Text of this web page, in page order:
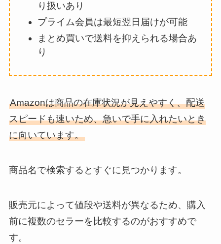
り扱いあり
プライム会員は最短翌日届けが可能
まとめ買いで送料を抑えられる場合あ
り
Amazonは商品の在庫状況が見えやすく、配送
スピードも速いため、急いで手に入れたいとき
に向いています。
商品名で検索するとすぐに見つかります。
販売元によって値段や送料が異なるため、購入
前に複数のセラーを比較するのがおすすめで
す。